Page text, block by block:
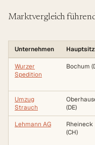
Marktvergleich
Unternehmen Hauptsitz
Wurzer
Spedition
Bochum
Umzug
Strauch
(DE)
Lehmann AG
Rheineck
(CH)